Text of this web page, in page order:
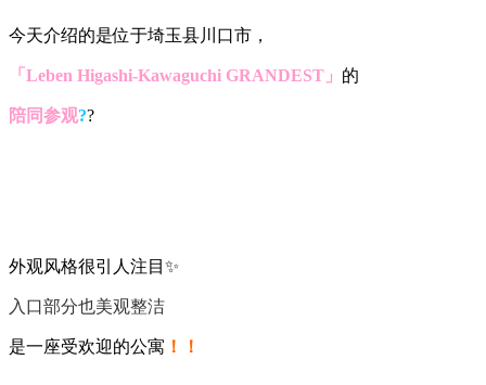
今天介绍的是位于埼玉县川口市，
「Leben Higashi-Kawaguchi GRANDEST」 的
陪同参观??
外观风格很引人注目✨
入口部分也美观整洁
是一座受欢迎的公寓 ！！